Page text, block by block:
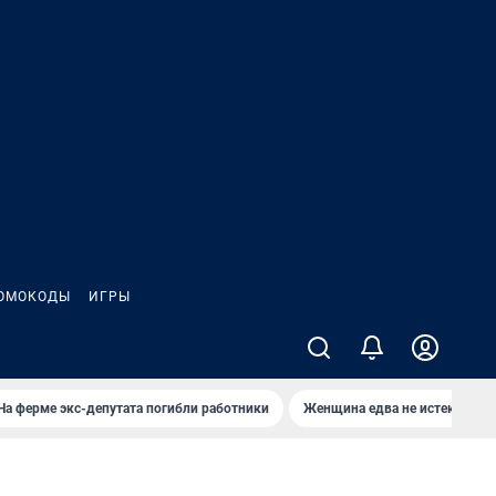
ИГРЫ
ферме экс-депутата погибли работники Женщина едва не истекла